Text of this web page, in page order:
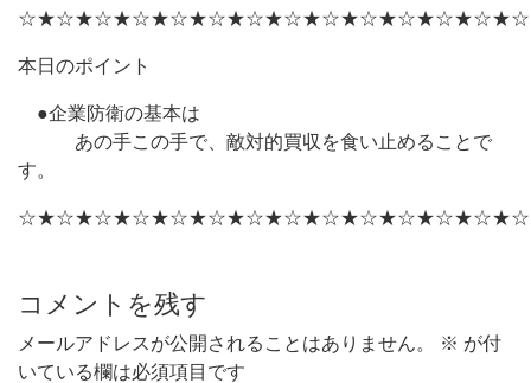
本日のポイント
●企業防衛の基本は
あの手この手で、敵対的買収を食い止めることで
す。
コメントを残す
メールアドレスが公開されることはありません。 ※ が付
いている欄は必須項目です